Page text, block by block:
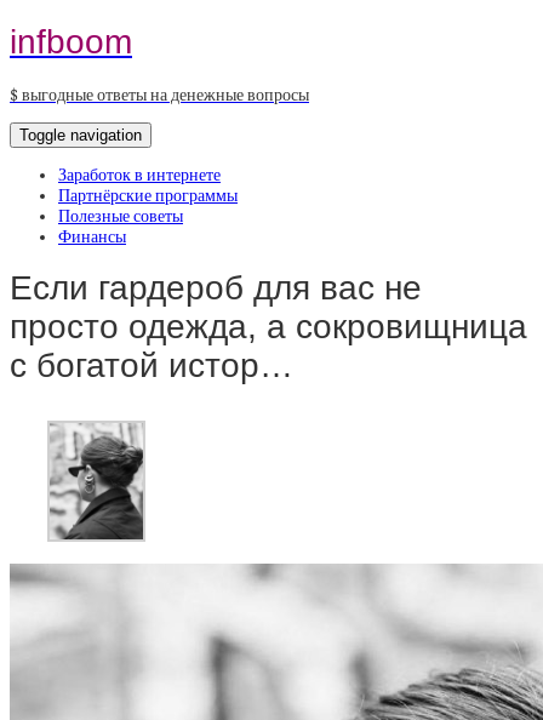
infboom
$ выгодные ответы на денежные вопросы
Toggle navigation
Заработок в интернете
Партнёрские программы
Полезные советы
Финансы
Если гардероб для вас не
просто одежда, а сокровищница
с богатой истор…